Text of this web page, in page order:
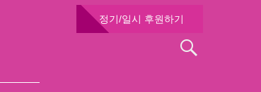
정기/일시 후원하기